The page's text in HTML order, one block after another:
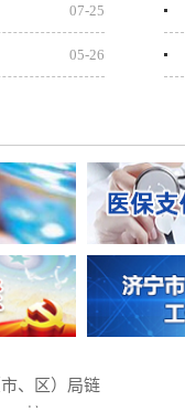
07-25
05-26
06-05
、区）局链